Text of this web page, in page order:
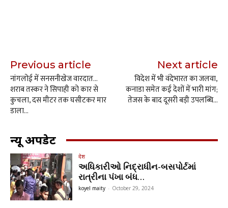
Previous article
नांगलोई में सनसनीखेज वारदात…
शराब तस्कर ने सिपाही को कार से
कुचला, दस मीटर तक घसीटकर मार
डाला…
Next article
विदेश में भी वंदेभारत का जलवा,
कनाडा समेत कई देशों में भारी मांग;
तेजस के बाद दूसरी बड़ी उपलब्धि…
न्यू अपडेट
देश
અધિકારીઓ નિદ્રાધીન-બસપોર્ટમાં
રાત્રીના પંખા બંધ…
koyel maity - October 29, 2024